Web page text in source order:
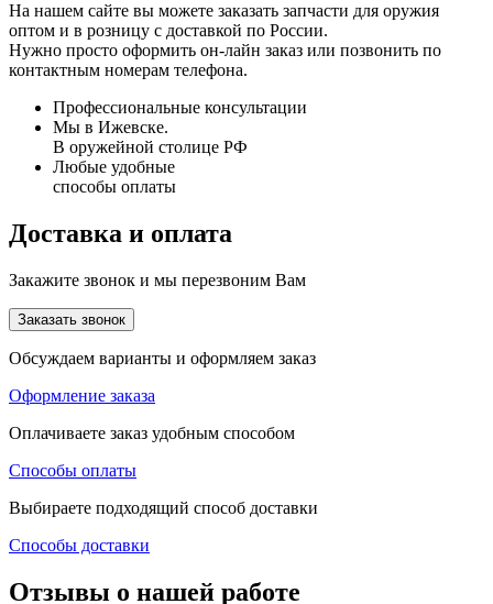
На нашем сайте вы можете заказать запчасти для оружия
оптом и в розницу с доставкой по России.
Нужно просто оформить он-лайн заказ или позвонить по
контактным номерам телефона.
Профессиональные консультации
Мы в Ижевске.
В оружейной столице РФ
Любые удобные
способы оплаты
Доставка и оплата
Закажите звонок и мы перезвоним Вам
Заказать звонок
Обсуждаем варианты и оформляем заказ
Оформление заказа
Оплачиваете заказ удобным способом
Способы оплаты
Выбираете подходящий способ доставки
Способы доставки
Отзывы о нашей работе